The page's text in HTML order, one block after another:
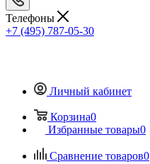
Телефоны
+7 (495) 787-05-30
Личный кабинет
Корзина0
Избранные товары0
Сравнение товаров0